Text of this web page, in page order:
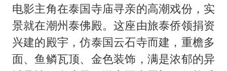
电影主角在泰国寺庙寻亲的高潮戏份，实
景就在潮州泰佛殿。这座由旅泰侨领捐资
兴建的殿宇，仿泰国云石寺而建，重檐多
面、鱼鳞瓦顶、金色装饰，满是浓郁的异